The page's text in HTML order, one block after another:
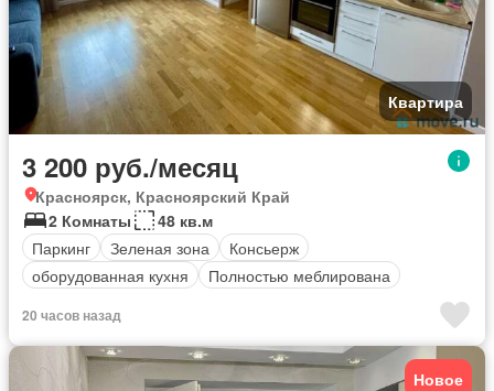
Квартира
3 200 руб./месяц
Красноярск, Красноярский Край
2 Комнаты
48 кв.м
Паркинг
Зеленая зона
Консьерж
оборудованная кухня
Полностью меблирована
20 часов назад
Новое